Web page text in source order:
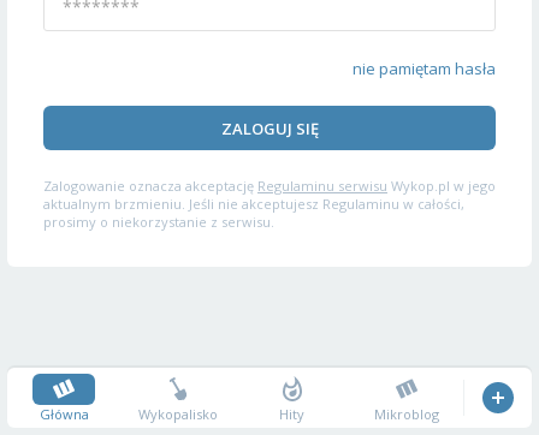
nie pamiętam hasła
ZALOGUJ SIĘ
Zalogowanie oznacza akceptację Regulaminu serwisu Wykop.pl w jego
aktualnym brzmieniu. Jeśli nie akceptujesz Regulaminu w całości,
prosimy o niekorzystanie z serwisu.
Główna Wykopalisko Hity Mikroblog